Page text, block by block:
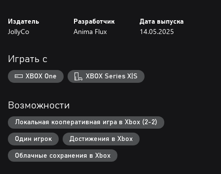
главными героями. Исследовать мир и сражаться с боссами
вдвоём куда веселее. При этом в любой момент можно
персонажа отличаются по своим способностям и по разному
развиваются по мере прохождения игры. Комбинируйте их
боевые стили. Спасайте напарника, который попал в засаду или
тяжело ранен. Исследуйте вместе мрачные локации космического
опасными боссами, которые способны удивить даже самого
Будоражащая сознание антиутопия
История раскрывается во множестве потрясающих вручную
анимированных катсценах, продуманном игровом мире и
красочных диалогах, насыщенных иронией. Прописанные
Издатель
JollyCo
Разработчик
Anima Flux
Дата выпуска
14.05.2025
Играть с
XBOX One XBOX Series X|S
Возможности
Локальная кооперативная игра в Xbox (2-2)
Один игрок Достижения в Xbox
Облачные сохранения в Xbox